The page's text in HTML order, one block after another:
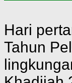
Hari
Tahun